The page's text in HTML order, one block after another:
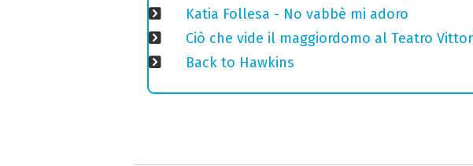
Katia Follesa - No vabbè mi adoro
Ciò che vide il maggiordomo al Teatro
Back to Hawkins